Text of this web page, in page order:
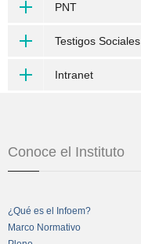
PNT
Testigos Sociales
Intranet
Conoce el Instituto
¿Qué es el Infoem?
Marco Normativo